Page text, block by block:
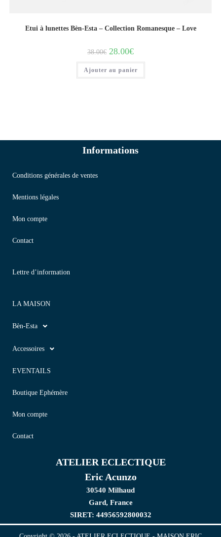
Etui à lunettes Bèn-Esta – Collection Romanesque – Love
38.00€ 28.00€
Ajouter au panier
Informations
Conditions générales de ventes
Mentions légales
Mon compte
Contact
Lettre d’information
LA MAISON
Bèn-Esta
Accessoires
EVENTAILS
Boutique Ephémère
Mon compte
Contact
ATELIER ECLECTIQUE
Eric Acunzo
30540 Milhaud
Gard, France
SIRET: 44956592800032